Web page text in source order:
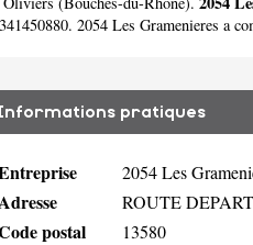
2054 Les Gramenieres a
pratiques
2054 Les
Adresse ROUTE
postal 13580